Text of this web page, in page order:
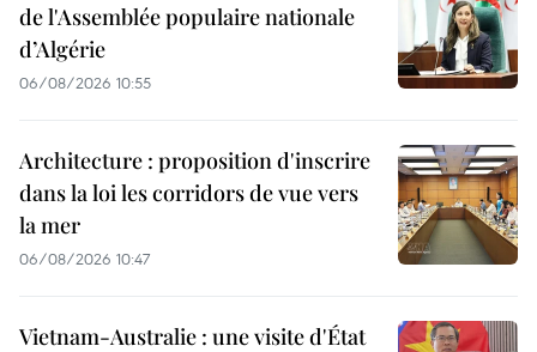
de l'Assemblée populaire nationale
d’Algérie
06/08/2026 10:55
Architecture : proposition d'inscrire
dans la loi les corridors de vue vers
la mer
06/08/2026 10:47
Vietnam-Australie : une visite d'État